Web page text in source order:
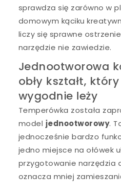
sprawdza się zarówno w
domowym kąciku
liczy się sprawne
narzędzie nie zawiedzie.
Jednootworowa
obły kształt,
wygodnie leży
Temperówka została
model jednootworowy.
jednocześnie bardzo
jedno miejsce na ołówek
przygotowanie narzędzia
oznacza mniej